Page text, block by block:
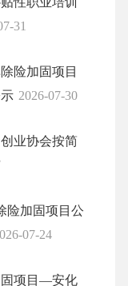
31
险加固项目
2026-07-30
业协会按简
险加固项目公
07-24
固项目—安化